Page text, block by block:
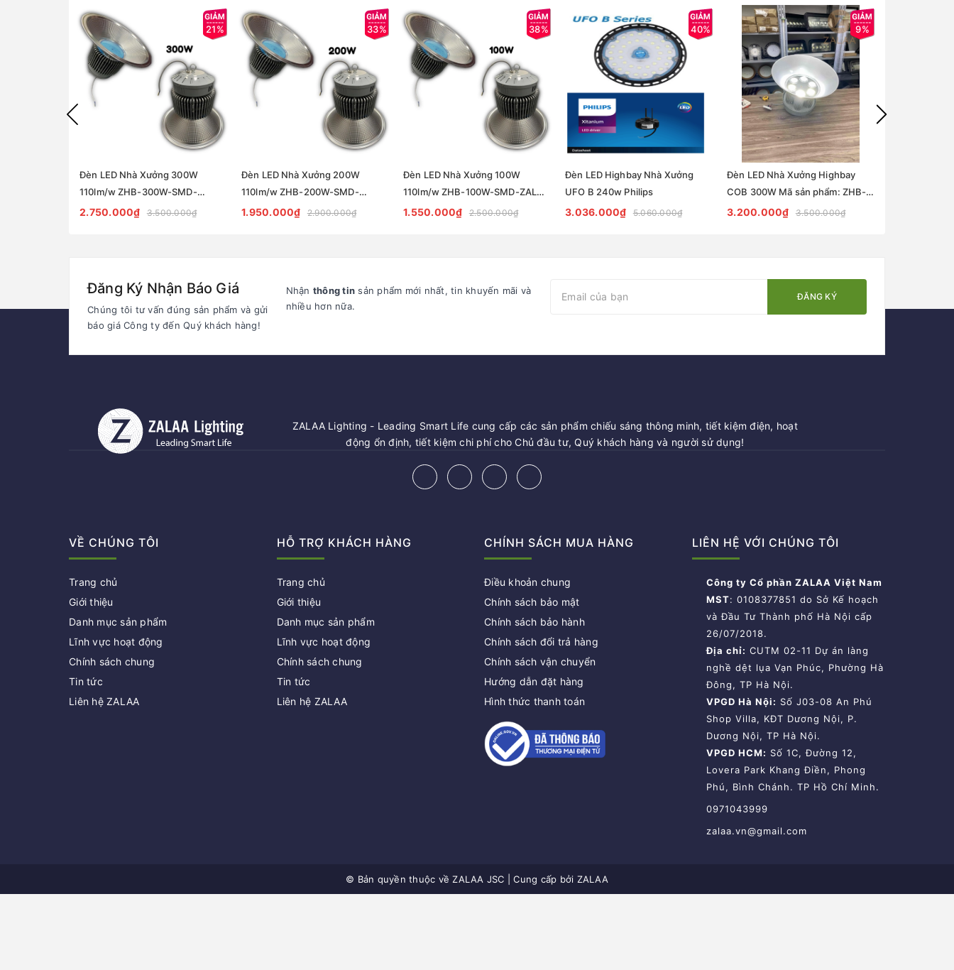
21%
Đèn LED Nhà Xưởng 300W
110lm/w ZHB-300W-SMD-
ZALAA | Full Philips 33000lm
2.750.000₫ 3.500.000₫
33%
Đèn LED Nhà Xưởng 200W
110lm/w ZHB-200W-SMD-
ZALAA | Full Philips 22000lm
1.950.000₫ 2.900.000₫
38%
Đèn LED Nhà Xưởng 100W
110lm/w ZHB-100W-SMD-ZALAA
| Full Philips 11000lm
1.550.000₫ 2.500.000₫
40%
Đèn LED Highbay Nhà Xưởng
UFO B 240w Philips
3.036.000₫ 5.060.000₫
9%
Đèn LED Nhà Xưởng Highbay
COB 300W Mã sản phẩm: ZHB-
300-COB
3.200.000₫ 3.500.000₫
Đăng Ký Nhận Báo Giá
Chúng tôi tư vấn đúng sản phẩm và gửi
báo giá Công ty đến Quý khách hàng!
Nhận thông tin sản phẩm mới nhất, tin khuyến mãi và
nhiều hơn nữa.
ĐĂNG KÝ
ZALAA Lighting - Leading Smart Life cung cấp các sản phẩm chiếu sáng thông minh, tiết kiệm điện, hoạt
động ổn định, tiết kiệm chi phí cho Chủ đầu tư, Quý khách hàng và người sử dụng!
VỀ CHÚNG TÔI
Trang chủ
Giới thiệu
Danh mục sản phẩm
Lĩnh vực hoạt động
Chính sách chung
Tin tức
Liên hệ ZALAA
HỖ TRỢ KHÁCH HÀNG
Trang chủ
Giới thiệu
Danh mục sản phẩm
Lĩnh vực hoạt động
Chính sách chung
Tin tức
Liên hệ ZALAA
CHÍNH SÁCH MUA HÀNG
Điều khoản chung
Chính sách bảo mật
Chính sách bảo hành
Chính sách đổi trả hàng
Chính sách vận chuyển
Hướng dẫn đặt hàng
Hình thức thanh toán
LIÊN HỆ VỚI CHÚNG TÔI
Công ty Cổ phần ZALAA Việt Nam
MST: 0108377851 do Sở Kế hoạch
và Đầu Tư Thành phố Hà Nội cấp
26/07/2018.
Địa chỉ: CUTM 02-11 Dự án làng
nghề dệt lụa Vạn Phúc, Phường Hà
Đông, TP Hà Nội.
VPGD Hà Nội: Số J03-08 An Phú
Shop Villa, KĐT Dương Nội, P.
Dương Nội, TP Hà Nội.
VPGD HCM: Số 1C, Đường 12,
Lovera Park Khang Điền, Phong
Phú, Bình Chánh. TP Hồ Chí Minh.
0971043999
zalaa.vn@gmail.com
© Bản quyền thuộc vềZALAA JSC Cung cấp bởi ZALAA